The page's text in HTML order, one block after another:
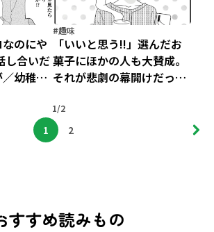
のにや
し合いだ
幼稚園
#趣味
「いいと思う!!」選んだお
菓子にほかの人も大賛成。
それが悲劇の幕開けだった
れた話（8）
1/2
1 2
すすめ読みもの